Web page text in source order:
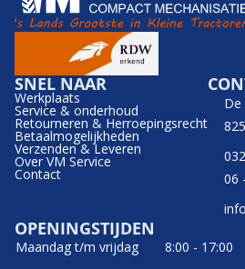
SNEL NAAR
Werkplaats
Service & onderhoud
Retourneren & Herroepingsrecht
Betaalmogelijkheden
Verzenden & Leveren
Over VM Service
Contact
06
OPENINGSTIJDEN
Maandag t/m vrijdag 8:00 - 17:00